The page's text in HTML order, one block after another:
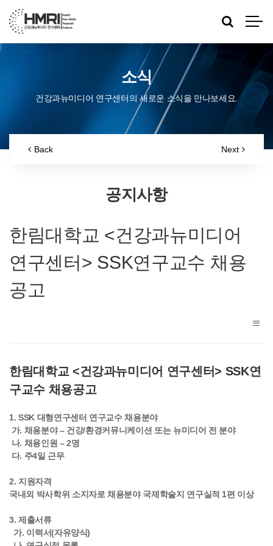
소식
건강과뉴미디어 연구센터의 새로운 소식을 만나보세요.
Back Next
공지사항
한림대학교 <건강과뉴미디어
연구센터> SSK연구교수 채용
공고
한림대학교 <건강과뉴미디어 연구센터> SSK연
구교수 채용공고
1. SSK 대형연구센터 연구교수 채용분야
가. 채용분야 – 건강/환경커뮤니케이션 또는 뉴미디어 전 분야
나. 채용인원 – 2명
다. 주4일 근무
2. 지원자격
국내외 박사학위 소지자로 채용분야 국제학술지 연구실적 1편 이상
3. 제출서류
가. 이력서(자유양식)